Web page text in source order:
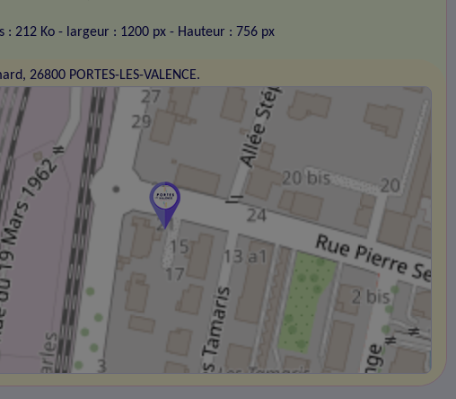
: 212 Ko - largeur : 1200 px - Hauteur : 756 px
26800 PORTES-LES-VALENCE.